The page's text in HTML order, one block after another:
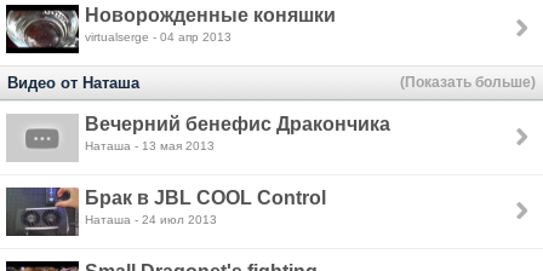
Новорожденные коняшки
virtualserge - 04 апр 2013
Видео от Наташа (Показать больше)
Вечерний бенефис Дракончика
Наташа - 13 мая 2013
Брак в JBL COOL Control
Наташа - 24 июл 2013